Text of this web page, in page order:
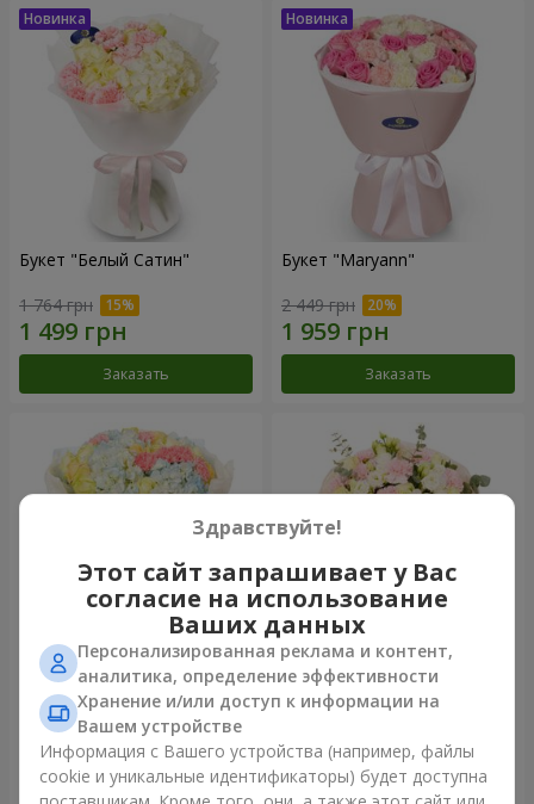
Букет "Белый Сатин"
1 764 грн
Заказать
Букет "Maryann"
2 449 грн
Заказать
Букет "Небесная лазурь"
5 075 грн
Заказать
Букет "Secret"
Заказать
Здравствуйте!
Этот сайт запрашивает у Вас
согласие на использование
Ваших данных
Персонализированная реклама и контент,
аналитика, определение эффективности
Хранение и/или доступ к информации на
Вашем устройстве
Информация с Вашего устройства (например, файлы
cookie и уникальные идентификаторы) будет доступна